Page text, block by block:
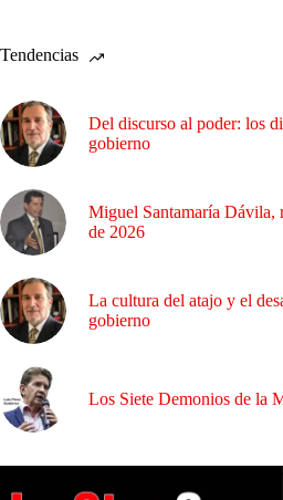
Tendencias
Del discurso al poder: los
gobierno
Miguel Santamaría Dávila,
de 2026
La cultura del atajo y el
gobierno
Los Siete Demonios de la